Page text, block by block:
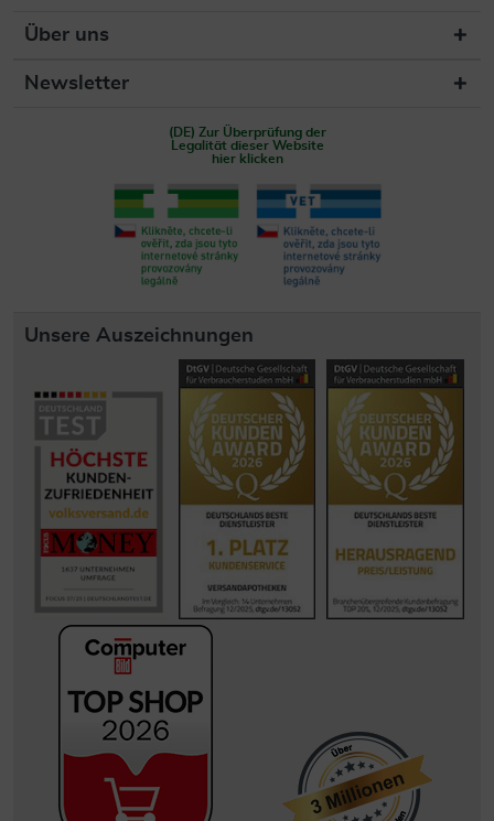
Über uns
Newsletter
(DE) Zur Überprüfung der
Legalität dieser Website
hier klicken
Unsere Auszeichnungen